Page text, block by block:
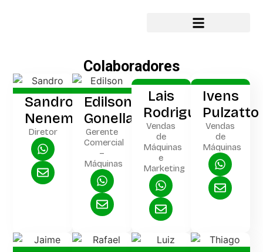
Colaboradores
Sandro
Nenemann
Diretor
Edilson
Gonella
Gerente
Comercial
–
Máquinas
Lais
Rodrigues
Vendas
de
Máquinas
e
Marketing
Ivens
Pulzatto
Vendas
de
Máquinas